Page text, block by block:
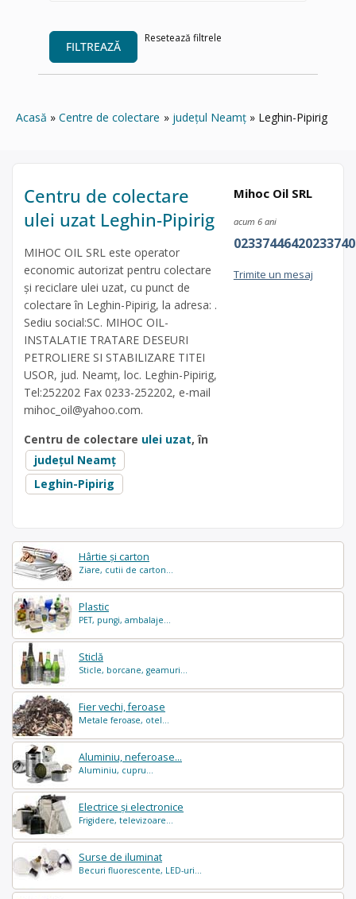
FILTREAZĂ
Resetează filtrele
Acasă Centre de colectare județul Neamț Leghin-Pipirig
Hârtie și carton
Ziare, cutii de carton...
Plastic
PET, pungi, ambalaje...
Sticlă
Sticle, borcane, geamuri...
Fier vechi, feroase
Metale feroase, otel...
Aluminiu, neferoase...
Aluminiu, cupru...
Electrice și electronice
Frigidere, televizoare...
Surse de iluminat
Becuri fluorescente, LED-uri...
Centru de colectare
ulei uzat Leghin-Pipirig
MIHOC OIL SRL este operator
economic autorizat pentru colectare
și reciclare ulei uzat, cu punct de
colectare în Leghin-Pipirig, la adresa: .
Sediu social:SC. MIHOC OIL-
INSTALATIE TRATARE DESEURI
PETROLIERE SI STABILIZARE TITEI
USOR, jud. Neamț, loc. Leghin-Pipirig,
Tel:252202 Fax 0233-252202, e-mail
mihoc_oil@yahoo.com.
Centru de colectare ulei uzat, în
județul Neamț
Leghin-Pipirig
Mihoc Oil SRL
acum 6 ani
Trimite un mesaj